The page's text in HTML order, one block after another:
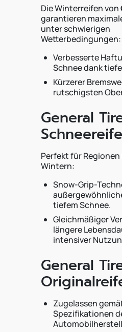
Die Winterreifen von
garantieren
unter schwierigen
Wetterbedingungen:
Verbesserte
Schnee dank
Kürzerer
rutschigsten
General
Perfekt für
Wintern:
Snow-Grip-
tiefem Schnee.
Gleichmäßiger
längere
intensiver
General
Zugelassen
Spezifikationen